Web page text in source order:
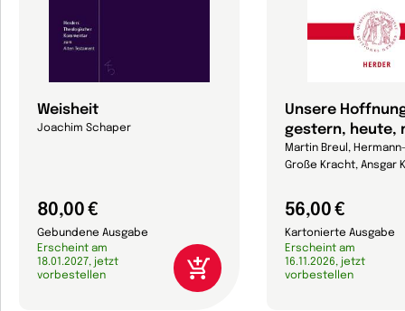
Weisheit
Joachim Schaper
80,00 €
Gebundene Ausgabe
Erscheint am
18.01.2027, jetzt
vorbestellen
Unsere
gestern, heute,
Martin Breul,
Große Kracht, Ansgar
56,00 €
Kartonierte Ausgabe
Erscheint am
16.11.2026, jetzt
vorbestellen